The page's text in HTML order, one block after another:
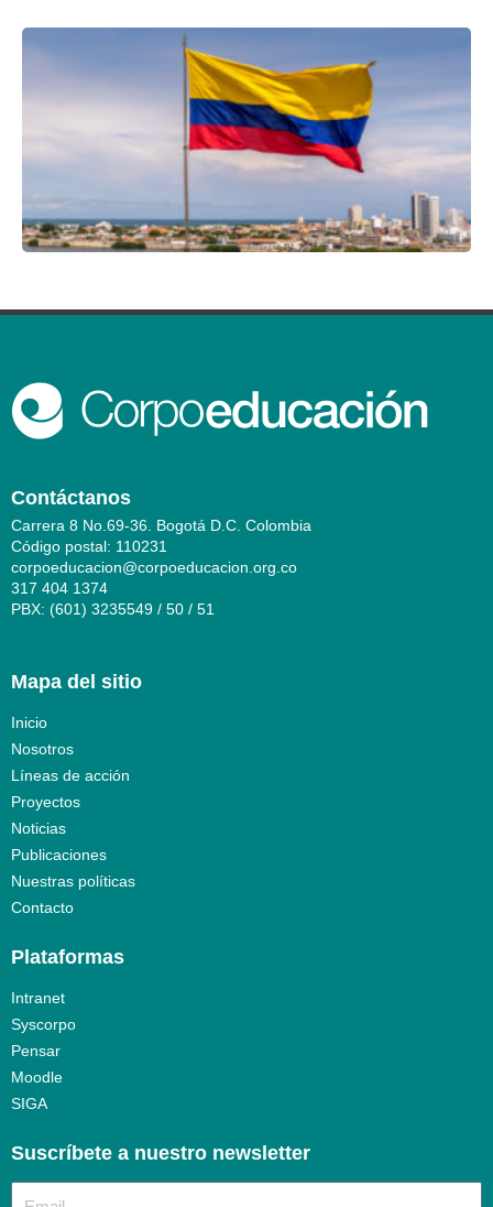
Contáctanos
Carrera 8 No.69-36. Bogotá D.C. Colombia
Código postal: 110231
corpoeducacion@corpoeducacion.org.co
317 404 1374
PBX: (601) 3235549 / 50 / 51
Mapa del sitio
Inicio
Nosotros
Líneas de acción
Proyectos
Noticias
Publicaciones
Nuestras políticas
Contacto
Plataformas
Intranet
Syscorpo
Pensar
Moodle
SIGA
Suscríbete a nuestro newsletter​